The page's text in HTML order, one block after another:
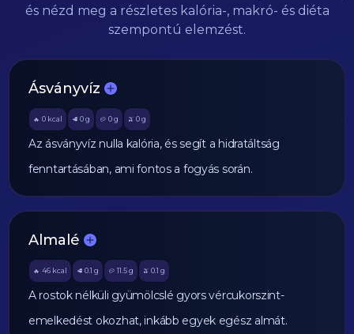
és nézd meg a részletes kalória-, makró- és diéta
szempontú elemzést.
Ásványvíz
🔥 0 kcal 🥩 0g 🥔 0 g 🫒 0g
Az ásványvíz nulla kalória, és segít a hidratáltság
fenntartásában, ami fontos a fogyás során.
Almalé
🔥 46 kcal 🥩 0.1 g 🥔 11.5 g 🫒 0.1 g
A rostok nélküli gyümölcslé gyors vércukorszint-
emelkedést okozhat, inkább egyek egész almát.